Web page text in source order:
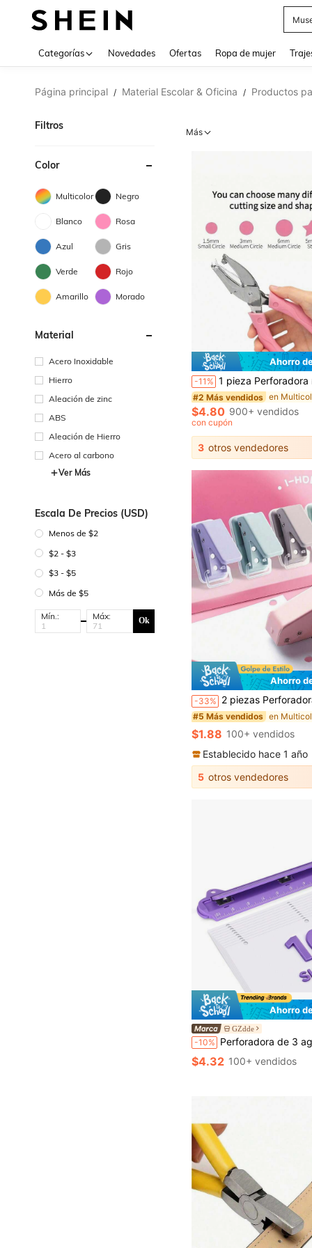
Categorías Novedades Ofertas Ropa de mujer
Página principal / Material Escolar & Oficina / Productos
Filtros
Color
Multicolor Negro
Blanco Rosa
Azul Gris
Verde Rojo
Amarillo Morado
Material
Acero Inoxidable
Hierro
Aleación de zinc
ABS
Aleación de Hierro
Acero al carbono
Ver Más
Escala De Precios (USD)
Menos de $2
$2 - $3
$3 - $5
Más de $5
Mín.: Máx: Ok
Más
Ahorro
-11% 1 pieza Perforadora manual con forma de corazón de un solo orificio, con construcción metálica y mango suave, adecuada para ropa, boletos,
#2 Más vendidos
¡Casi agotado!
#2 Más vendidos
¡Casi agotado!
#2 Más vendidos
¡Casi agotado!
#2 Más vendidos
¡Casi agotado!
$4.80 900+ vendidos
con cupón
3 otros vendedores
Ahorro
-33% 2 piezas Perforadora pequeña y anillo de encuadernación, perforadora de agujero único de oficina y estudio, anillo de encuadernación de hojas sueltas,
#5 Más vendidos
$1.88 100+ vendidos
Establecido hace 1 año
5 otros vendedores
Ahorro
GZdde
-10% Perforadora de 3 agujeros Eagle, Perforadora portátil de 3 agujeros para carpetas de anillas, Perforadora de papel con regla integrada, Capacidad de 10 hojas,
$4.32 100+ vendidos